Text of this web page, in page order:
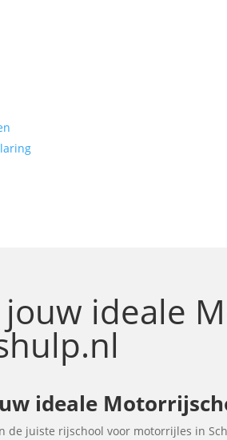
ideale
ideale
de juiste rijschool voor motorrijles in